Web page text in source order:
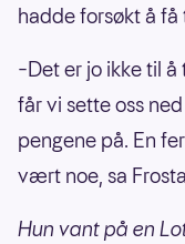
hadde forsøkt å få
–Det er jo ikke til
får vi sette oss
pengene på. En
vært noe, sa
Hun vant på en